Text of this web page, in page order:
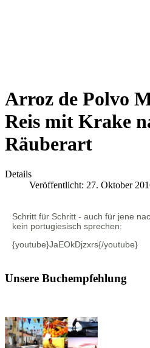
Arroz de Polvo
Reis mit Krake
Räuberart
Details
Veröffentlicht: 27. Oktober
Schritt für Schritt - auch für jene
kein portugiesisch sprechen:
{youtube}JaEOkDjzxrs{/youtube}
Unsere Buchempfehlung